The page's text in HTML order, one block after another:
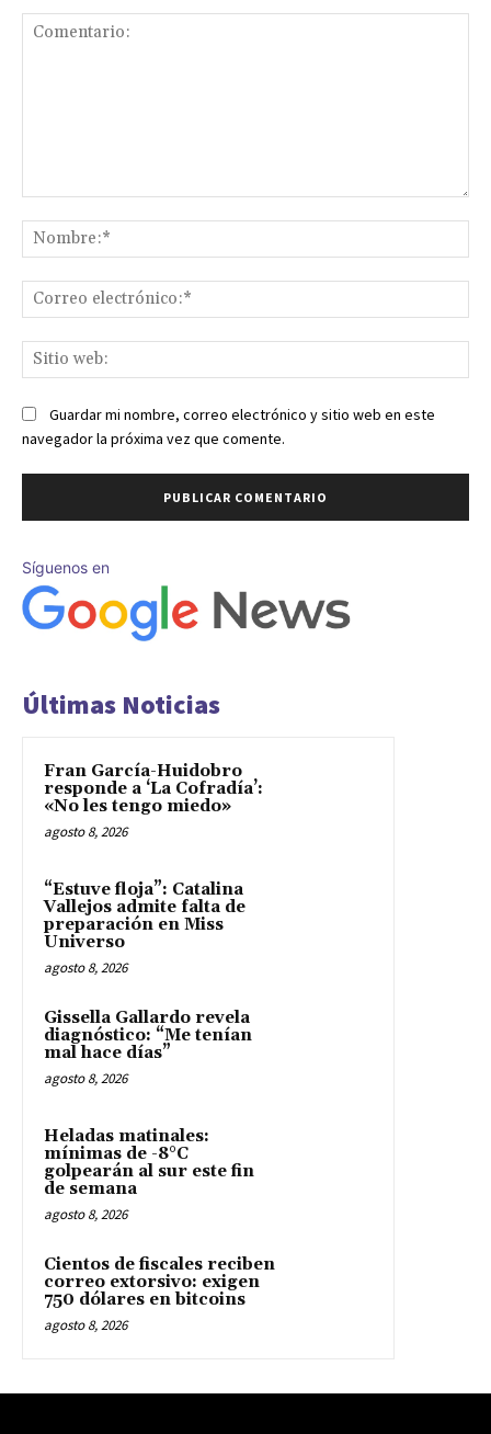
Guardar mi nombre, correo electrónico y sitio web en este
navegador la próxima vez que comente.
Síguenos en
Últimas Noticias
Fran García-Huidobro
responde a ‘La Cofradía’:
«No les tengo miedo»
agosto 8, 2026
“Estuve floja”: Catalina
Vallejos admite falta de
preparación en Miss
Universo
agosto 8, 2026
Gissella Gallardo revela
diagnóstico: “Me tenían
mal hace días”
agosto 8, 2026
Heladas matinales:
mínimas de -8°C
golpearán al sur este fin
de semana
agosto 8, 2026
Cientos de fiscales reciben
correo extorsivo: exigen
750 dólares en bitcoins
agosto 8, 2026